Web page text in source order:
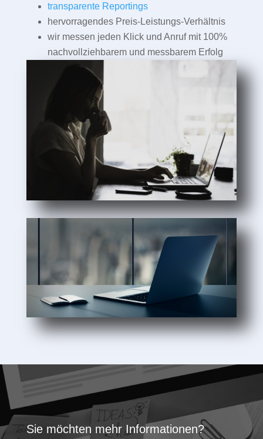
transparente Reportings
hervorragendes Preis-Leistungs-Verhältnis
wir messen jeden Klick und Anruf mit 100%
nachvollziehbarem und messbarem Erfolg
Sie möchten mehr Informationen?